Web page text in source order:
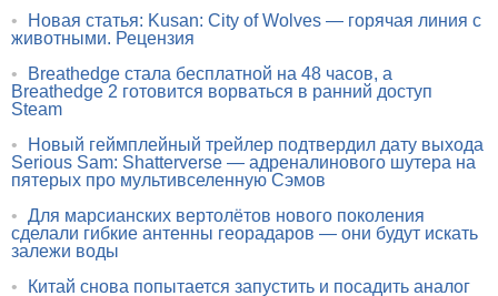
•
Новая статья: Kusan: City of Wolves — горячая линия с
животными. Рецензия
•
Breathedge стала бесплатной на 48 часов, а
Breathedge 2 готовится ворваться в ранний доступ
Steam
•
Новый геймплейный трейлер подтвердил дату выхода
Serious Sam: Shatterverse — адреналинового шутера на
пятерых про мультивселенную Сэмов
• Для марсианских вертолётов нового поколения
сделали гибкие антенны георадаров — они будут искать
залежи воды
•
Китай снова попытается запустить и посадить аналог